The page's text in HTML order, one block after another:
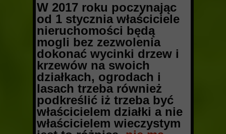
W 2017 roku poczynając
od 1 stycznia właściciele
nieruchomości będą
mogli bez zezwolenia
dokonać wycinki drzew i
krzewów na swoich
działkach, ogrodach i
lasach trzeba również
podkreślić iż trzeba być
właścicielem działki a nie
właścicielem wieczystym